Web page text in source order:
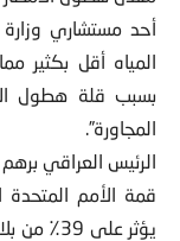
أحد مستشاري وزارة
بسبب قلة هطول
المجاورة”.
الرئيس العراقي
قمة الأمم المتحدة